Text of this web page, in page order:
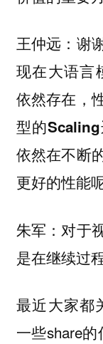
王仲远 ：谢
现在大语言
依然存在，
型的
依然在不断
更好的性能
朱军 ： 对于
是在继续过
最近大家都
一些share